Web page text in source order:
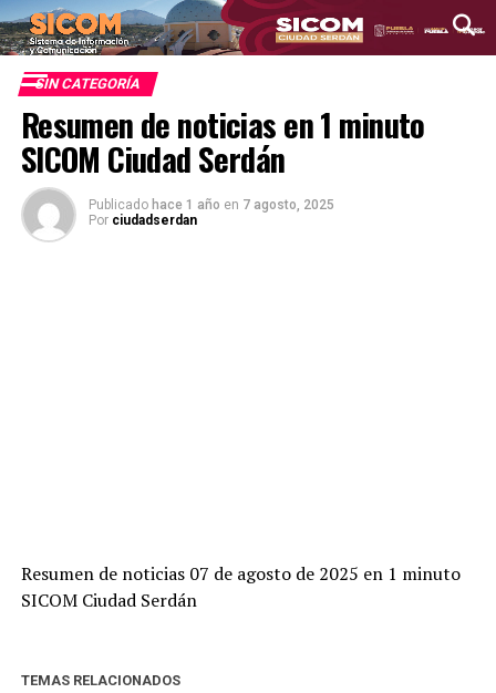
SIN CATEGORÍA
Resumen de noticias en 1 minuto
SICOM Ciudad Serdán
Publicado hace 1 año en 7 agosto, 2025
Por ciudadserdan
Resumen de noticias 07 de agosto de 2025 en 1 minuto
SICOM Ciudad Serdán
TEMAS RELACIONADOS